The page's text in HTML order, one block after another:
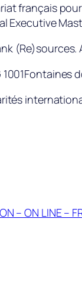
français
– ON LINE –